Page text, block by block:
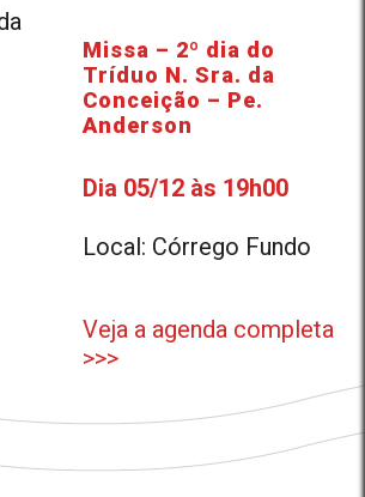
Missa – 2º dia do
Tríduo N. Sra. da
Conceição – Pe.
Anderson
Dia 05/12 às 19h00
Local: Córrego Fundo
Veja a agenda completa
>>>